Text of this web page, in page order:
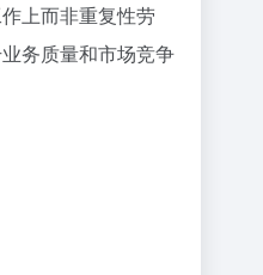
上而非重复性劳
务质量和市场竞争